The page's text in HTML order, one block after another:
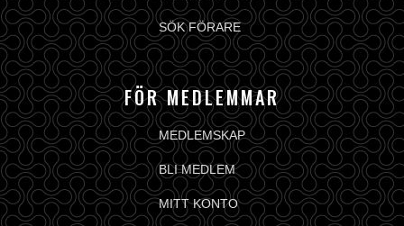
SÖK FÖRARE
FÖR MEDLEMMAR
MEDLEMSKAP
BLI MEDLEM
MITT KONTO